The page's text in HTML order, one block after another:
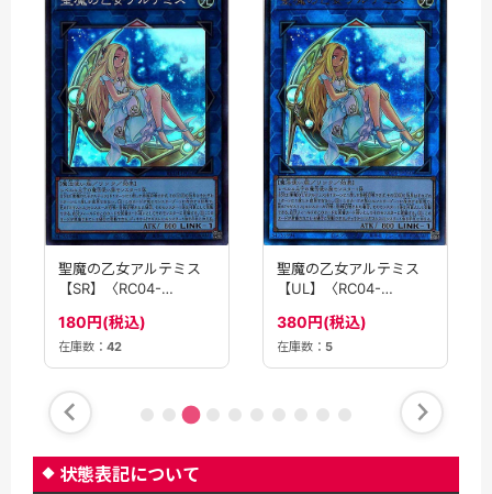
聖魔の乙女アルテミス
【SR】〈RC04-
180円(税込)
在庫数： 42
聖魔の乙女アルテミス
【UL】〈RC04-
380円(税込)
在庫数： 5
状態表記について